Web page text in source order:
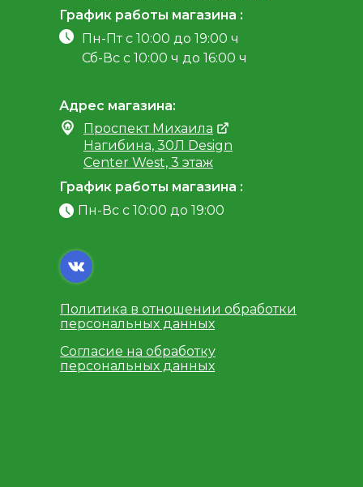
График работы магазина :
Пн-Пт с 10:00 до 19:00 ч
Сб-Вс с 10:00 ч до 16:00 ч
Проспект Михаила
Нагибина, 30Л Design
Center West, 3 этаж
График работы магазина :
Пн-Вс с 10:00 до 19:00
Адрес магазина:
Согласие на обработку
персональных данных
Политика в отношении обработки
персональных данных